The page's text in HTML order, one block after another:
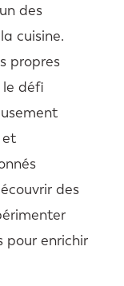
des
cuisine.
propres
défi
et
des
pour enrichir